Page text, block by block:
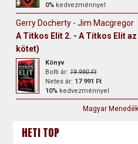
0% kedvezménnyel
Gerry Docherty - Jim Macgregor
A Titkos Elit 2. - A Titkos Elit
kötet)
Könyv
Bolti ár:19 990 Ft
Netes ár: 17 991 Ft
10% kedvezménnyel
Magyar
HETI TOP